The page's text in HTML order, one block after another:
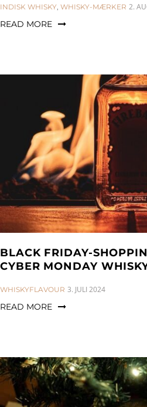
CATEGORIES:
INDISK WHISKY WHISKY-MÆRKER 2.
READ MORE
BLACK FRIDAY-
CYBER MONDAY
CATEGORIES:
WHISKYFLAVOUR 3. JULI 2024
READ MORE